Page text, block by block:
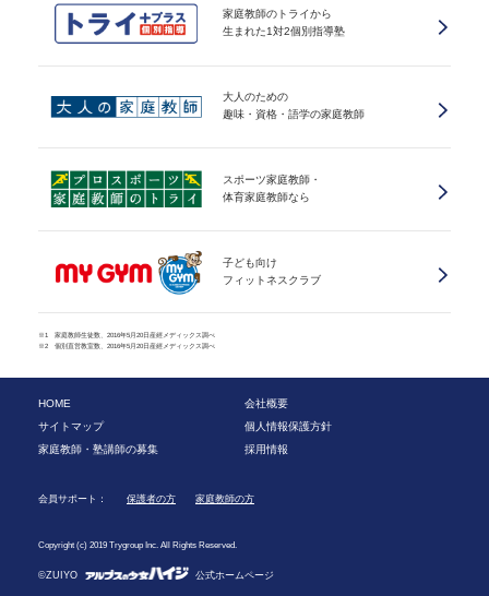
家庭教師のトライから
生まれた1対2個別指導塾
大人のための
趣味・資格・語学の家庭教師
スポーツ家庭教師・
体育家庭教師なら
子ども向け
フィットネスクラブ
※1 家庭教師生徒数、2016年5月20日産經メディックス調べ
※2 個別直営教室数、2016年5月20日産經メディックス調べ
HOME
会社概要
サイトマップ
個人情報保護方針
家庭教師・塾講師の募集
採用情報
会員サポート： 保護者の方 家庭教師の方
Copyright (c) 2019 Trygroup Inc. All Rights Reserved.
©ZUIYO 公式ホームページ